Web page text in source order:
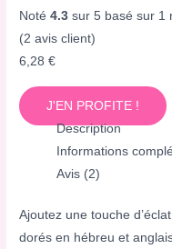
Noté4.3 sur 5 basé sur 1
(2 avis client)
6,28€
J'EN PROFITE !
Description
Informations
Avis (2)
Ajoutez une touche
dorés en hébreu et